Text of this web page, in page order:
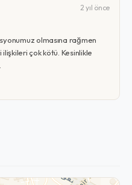
2 yıl önce
olmasına rağmen
çok kötü. Kesinlikle